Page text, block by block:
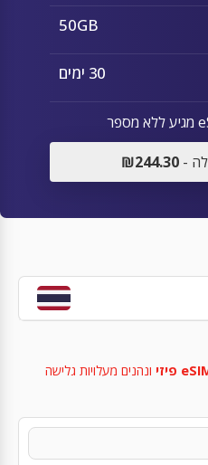
50GB
30 ימים
-
₪244.30
ונהנים מעלויות גלישה